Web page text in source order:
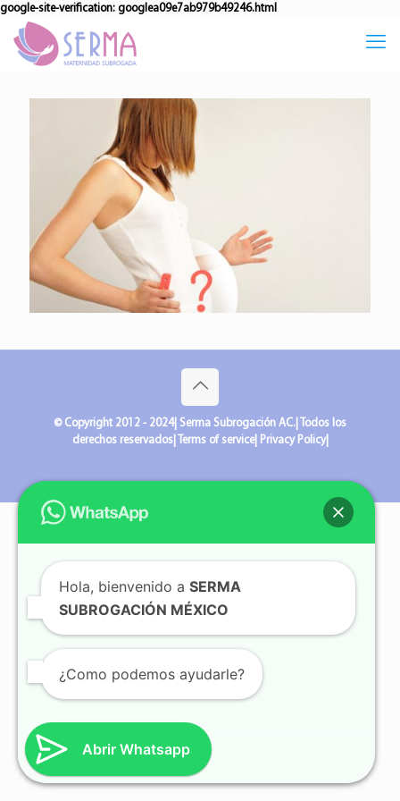
google-site-verification: googlea09e7ab979b49246.html
© Copyright 2012 - 2024| Serma Subrogación AC.| Todos los
derechos reservados| Terms of service| Privacy Policy|
Hola, bienvenido a SERMA
SUBROGACIÓN MÉXICO
¿Como podemos ayudarle?
Abrir Whatsapp